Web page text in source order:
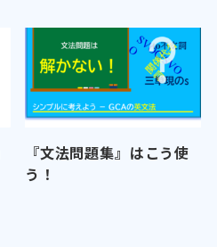
『文法問題集』はこう使
う！